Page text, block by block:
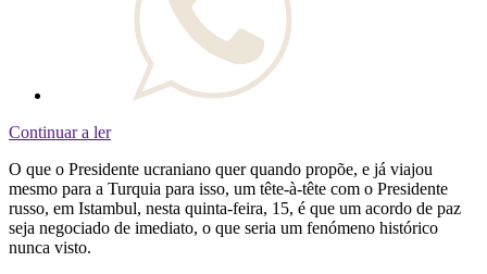
Continuar a ler
O que o Presidente ucraniano quer quando propõe, e já viajou
mesmo para a Turquia para isso, um tête-à-tête com o Presidente
russo, em Istambul, nesta quinta-feira, 15, é que um acordo de paz
seja negociado de imediato, o que seria um fenómeno histórico
nunca visto.